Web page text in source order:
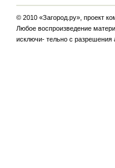
© 2010 «Загород.ру», проект
Любое воспроизведение
исключи- тельно с разрешения